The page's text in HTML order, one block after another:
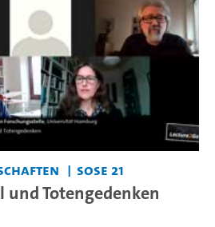
SoSe 21
und Totengedenken